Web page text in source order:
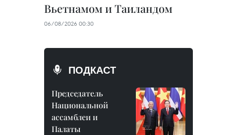
Вьетнамом и Таиландом
06/08/2026 00:30
ПОДКАСТ
Председатель
Национальной
ассамблеи и
Палаты